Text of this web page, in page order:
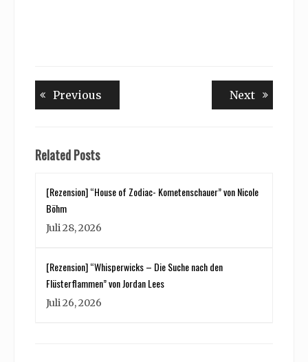
Beitragsnavigation
Previous NextNext
Related Posts
[Rezension] “House of Zodiac- Kometenschauer” von Nicole
Böhm
Juli 28, 2026
[Rezension] “Whisperwicks – Die Suche nach den
Flüsterflammen” von Jordan Lees
Juli 26, 2026